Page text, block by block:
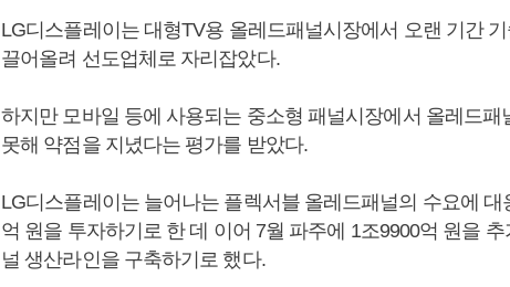
LG디스플레이는 대형TV용 올레드패널시장에서 오랜 기간
끌어올려 선도업체로 자리잡았다.
하지만 모바일 등에 사용되는 중소형 패널시장에서 올레드패
못해 약점을 지녔다는 평가를 받았다.
LG디스플레이는 늘어나는 플렉서블 올레드패널의 수요에
억 원을 투자하기로 한 데 이어 7월 파주에 1조9900억 원을
널 생산라인을 구축하기로 했다.